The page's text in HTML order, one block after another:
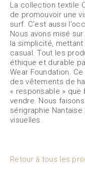
La collection textile
de promouvoir une
surf. C’est aussi
Nous avons misé
la simplicité,
casual. Tout les
éthique et durable
Wear Foundation.
des vêtements de
« responsable »
vendre. Nous
sérigraphie
visuelles.
Retour à tous les